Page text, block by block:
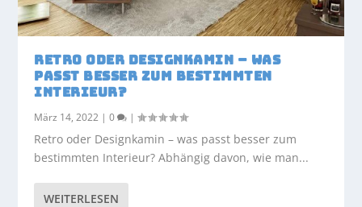
RETRO ODER DESIGNKAMIN – WAS
PASST BESSER ZUM BESTIMMTEN
INTERIEUR?
März 14, 2022 |0 |
Retro oder Designkamin – was passt besser zum
bestimmten Interieur? Abhängig davon, wie man...
WEITERLESEN